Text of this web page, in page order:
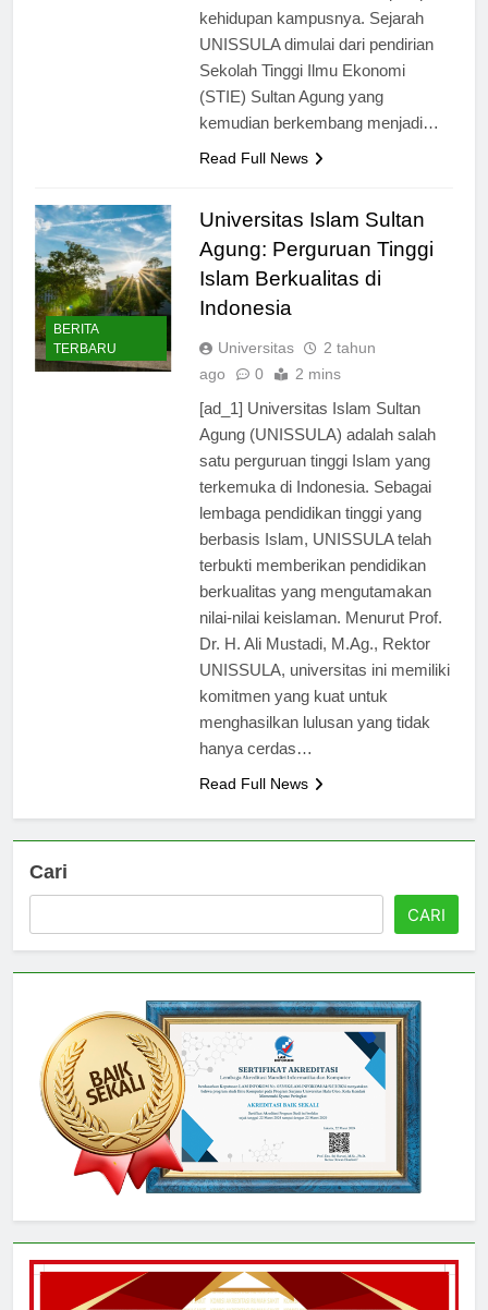
nilai-nilai Islam dalam setiap aspek
kehidupan kampusnya. Sejarah
UNISSULA dimulai dari pendirian
Sekolah Tinggi Ilmu Ekonomi
(STIE) Sultan Agung yang
BERITA
TERBARU
Universitas Islam Sultan
Agung: Perguruan Tinggi
Islam Berkualitas di
Universitas
2 tahun
[ad_1] Universitas Islam Sultan
Agung (UNISSULA) adalah salah
satu perguruan tinggi Islam yang
terkemuka di Indonesia. Sebagai
lembaga pendidikan tinggi yang
berbasis Islam, UNISSULA telah
terbukti memberikan pendidikan
berkualitas yang mengutamakan
nilai-nilai keislaman. Menurut Prof.
Dr. H. Ali Mustadi, M.Ag., Rektor
UNISSULA, universitas ini memiliki
komitmen yang kuat untuk
menghasilkan lulusan yang tidak
Cari
CARI